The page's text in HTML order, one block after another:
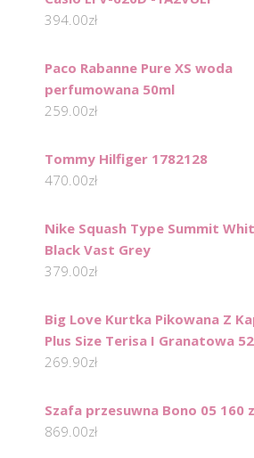
394.00zł
Paco Rabanne Pure XS woda
perfumowana 50ml
259.00zł
Tommy Hilfiger 1782128
470.00zł
Nike Squash Type Summit
Black Vast Grey
379.00zł
Big Love Kurtka Pikowana Z
Plus Size Terisa I Granatowa 52
269.90zł
Szafa przesuwna Bono 05 160
869.00zł